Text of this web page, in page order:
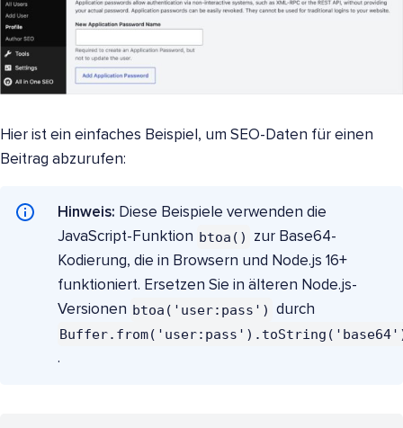
Hier ist ein einfaches Beispiel, um SEO-Daten für einen
Beitrag abzurufen:
Hinweis: Diese Beispiele verwenden die
JavaScript-Funktion btoa()
zur Base64-
Kodierung, die in Browsern und Node.js 16+
funktioniert. Ersetzen Sie in älteren Node.js-
Versionen btoa('user:pass') durch
.